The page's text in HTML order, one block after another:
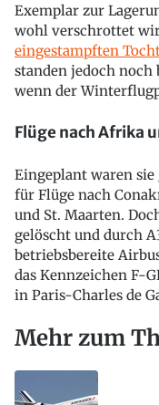
Exemplar zur
wohl verschrottet
eingestampften
standen jedoch noch
wenn der
Flüge nach Afrika
Eingeplant waren sie
für Flüge nach
und St. Maarten.
gelöscht und durch
betriebsbereite
das Kennzeichen F-
in Paris-Charles de
Mehr zum